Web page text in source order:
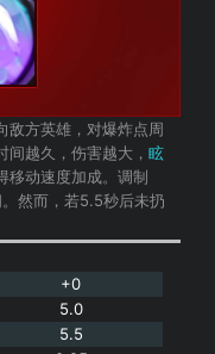
敌方英雄，对爆炸点周
间越久，伤害越大， 眩
移动速度加成。调制
然而，若5.5秒后未扔
+0
5.0
5.5